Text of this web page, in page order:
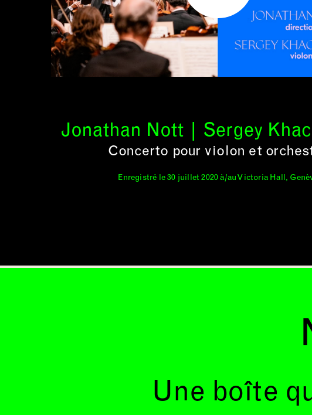
Jonathan Nott | Sergey
Concerto pour violon et
Enregistré le 30 juillet 2020 à/au Victoria Hall,
Une boîte